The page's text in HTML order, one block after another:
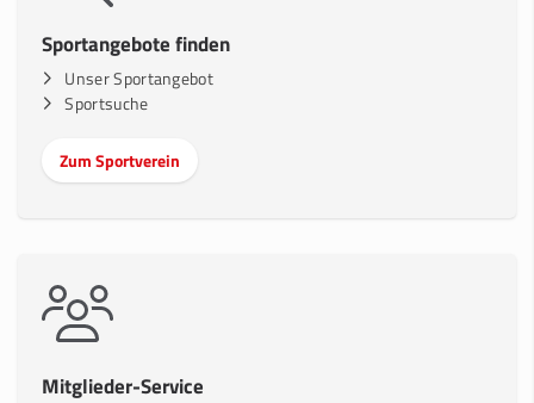
Sportangebote finden
Unser Sportangebot
Sportsuche
Zum Sportverein
Mitglieder-Service